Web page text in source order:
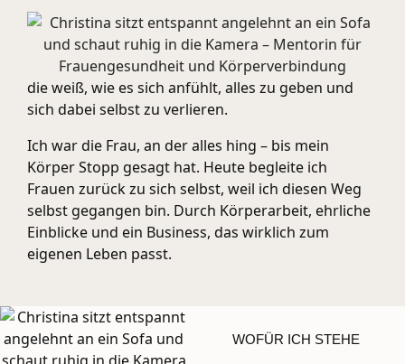
die weiß, wie es sich anfühlt, alles zu geben und
sich dabei selbst zu verlieren.
Ich war die Frau, an der alles hing – bis mein
Körper Stopp gesagt hat. Heute begleite ich
Frauen zurück zu sich selbst, weil ich diesen Weg
selbst gegangen bin. Durch Körperarbeit, ehrliche
Einblicke und ein Business, das wirklich zum
eigenen Leben passt.
WOFÜR ICH STEHE